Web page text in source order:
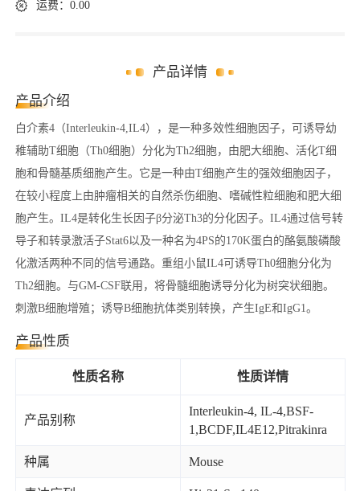
运费：0.00
产品详情
产品介绍
白介素4（Interleukin-4,IL4），是一种多效性细胞因子，可诱导幼
稚辅助T细胞（Th0细胞）分化为Th2细胞，由肥大细胞、活化T细
胞和骨髓基质细胞产生。它是一种由T细胞产生的强效细胞因子，
在较小程度上由肿瘤相关的自然杀伤细胞、嗜碱性粒细胞和肥大细
胞产生。IL4是转化生长因子β分泌Th3的分化因子。IL4通过信号转
导子和转录激活子Stat6以及一种名为4PS的170K蛋白的酪氨酸磷酸
化激活两种不同的信号通路。重组小鼠IL4可诱导Th0细胞分化为
Th2细胞。与GM-CSF联用，将骨髓细胞诱导分化为树突状细胞。
刺激B细胞增殖；诱导B细胞抗体类别转换，产生IgE和IgG1。
产品性质
性质名称 性质详情
产品别称
Interleukin-4, IL-4,BSF-
1,BCDF,IL4E12,Pitrakinra
种属 Mouse